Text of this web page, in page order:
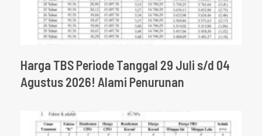
Harga TBS Periode Tanggal 29 Juli s/d 04
Agustus 2026! Alami Penurunan